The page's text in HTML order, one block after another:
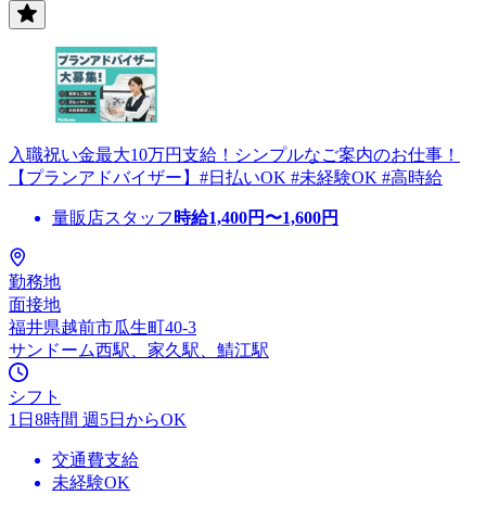
入職祝い金最大10万円支給！シンプルなご案内のお仕事！
【プランアドバイザー】#日払いOK #未経験OK #高時給
量販店スタッフ 時給1,400円〜1,600円
勤務地
面接地
福井県越前市瓜生町40-3
サンドーム西駅、家久駅、鯖江駅
シフト
1日8時間 週5日からOK
交通費支給
未経験OK